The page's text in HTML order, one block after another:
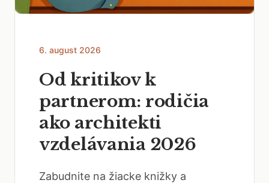
6. august 2026
Od kritikov k
partnerom: rodičia
ako architekti
vzdelávania 2026
Zabudnite na žiacke knižky a